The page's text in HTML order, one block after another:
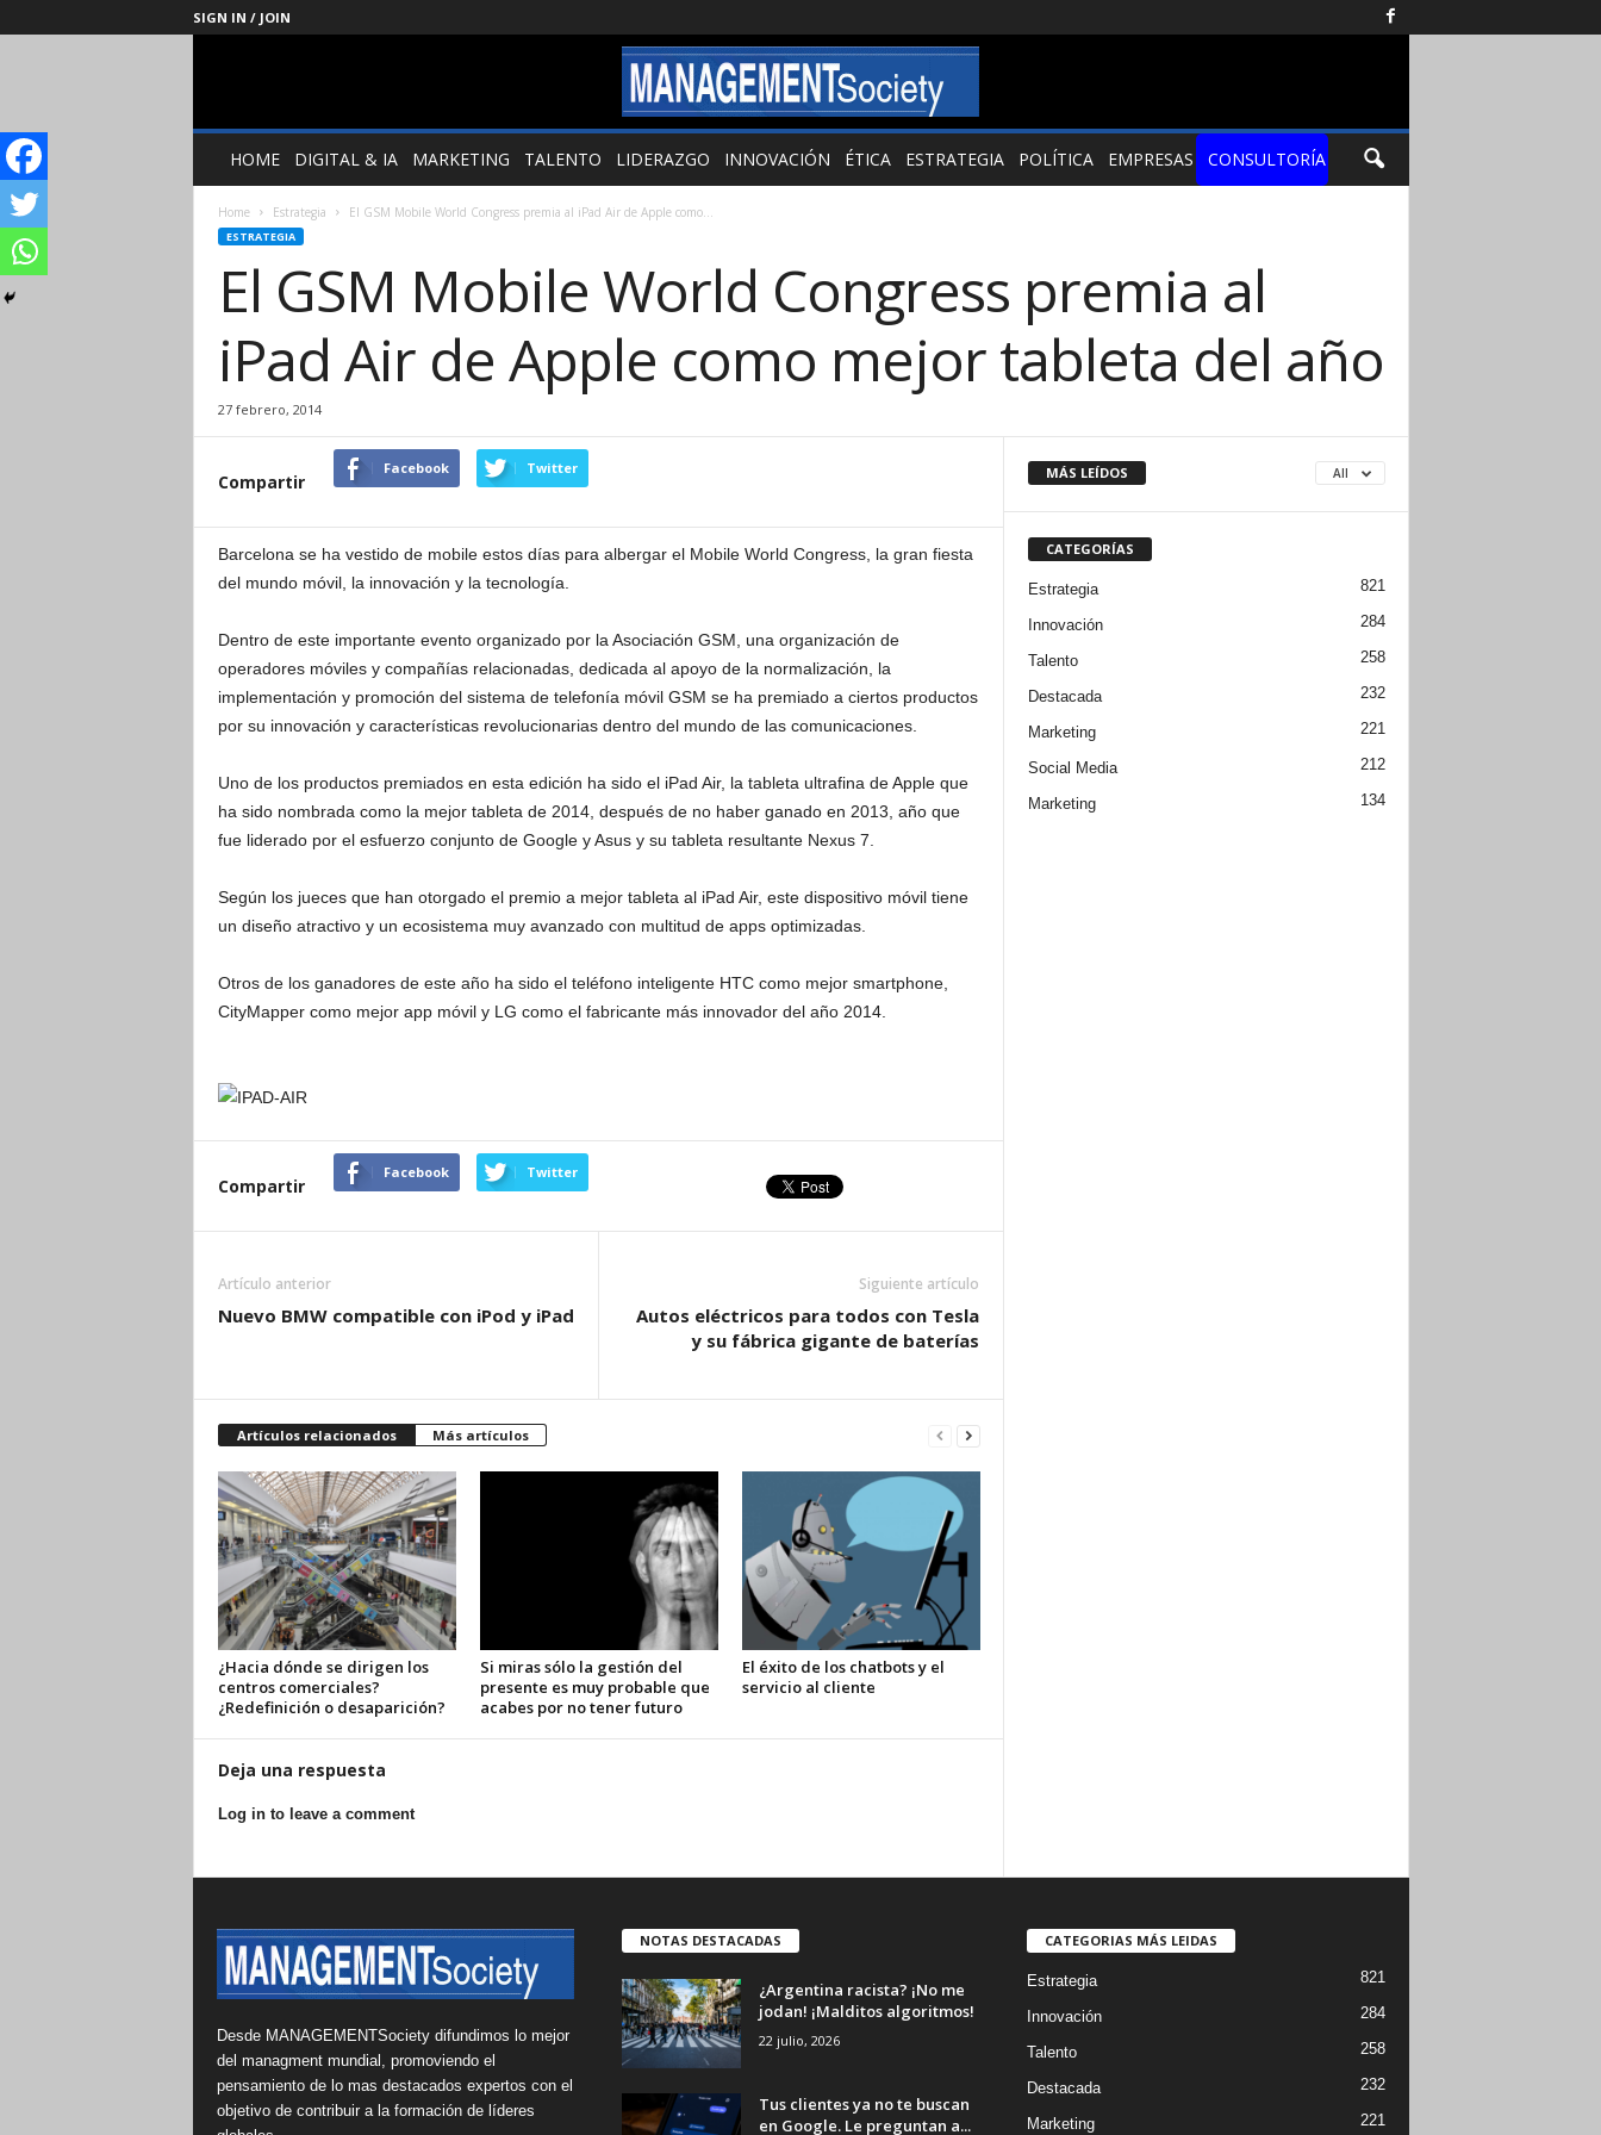
SIGN IN / JOIN
Management
SocietyHOME DIGITAL & IA MARKETING TALENTO LIDERAZGO INNOVACIÓN ÉTICA ESTRATEGIA POLÍTICA EMPRESAS CONSULTORÍA
Home Estrategia El GSM Mobile World Congress premia al iPad Air de Apple como...
ESTRATEGIA
El GSM Mobile World Congress premia al
iPad Air de Apple como mejor tableta del año
27 febrero, 2014
Compartir
Facebook Twitter
Barcelona se ha vestido de mobile estos días para albergar el Mobile World Congress, la gran fiesta
del mundo móvil, la innovación y la tecnología.
Dentro de este importante evento organizado por la Asociación GSM, una organización de
operadores móviles y compañías relacionadas, dedicada al apoyo de la normalización, la
implementación y promoción del sistema de telefonía móvil GSM se ha premiado a ciertos productos
por su innovación y características revolucionarias dentro del mundo de las comunicaciones.
Uno de los productos premiados en esta edición ha sido el iPad Air, la tableta ultrafina de Apple que
ha sido nombrada como la mejor tableta de 2014, después de no haber ganado en 2013, año que
fue liderado por el esfuerzo conjunto de Google y Asus y su tableta resultante Nexus 7.
Según los jueces que han otorgado el premio a mejor tableta al iPad Air, este dispositivo móvil tiene
un diseño atractivo y un ecosistema muy avanzado con multitud de apps optimizadas.
Otros de los ganadores de este año ha sido el teléfono inteligente HTC como mejor smartphone,
CityMapper como mejor app móvil y LG como el fabricante más innovador del año 2014.
Compartir
Facebook Twitter
Artículo anterior
Nuevo BMW compatible con iPod y iPad
Siguiente artículo
Autos eléctricos para todos con Tesla
y su fábrica gigante de baterías
Artículos relacionados Más artículos
¿Hacia dónde se dirigen los
centros comerciales?
¿Redefinición o desaparición?
Si miras sólo la gestión del
presente es muy probable que
acabes por no tener futuro
El éxito de los chatbots y el
servicio al cliente
Deja una respuesta
Log in to leave a comment
MÁS LEÍDOS All
CATEGORÍAS
Estrategia 821
Innovación 284
Talento 258
Destacada 232
Marketing 221
Social Media 212
Marketing 134
Desde MANAGEMENTSociety difundimos lo mejor
del managment mundial, promoviendo el
pensamiento de lo mas destacados expertos con el
objetivo de contribuir a la formación de líderes
NOTAS DESTACADAS
¿Argentina racista? ¡No me
jodan! ¡Malditos algoritmos!
22 julio, 2026
Tus clientes ya no te buscan
en Google. Le preguntan a...
CATEGORIAS MÁS LEIDAS
Estrategia 821
Innovación 284
Talento 258
Destacada 232
Marketing 221